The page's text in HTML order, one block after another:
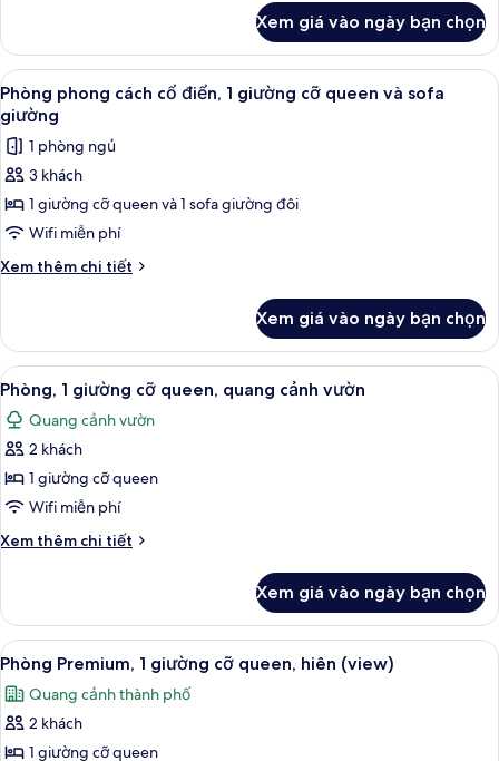
và
sofa
giường,
hiên
(view)
Phòng
Suite
Junior,
1
giường
cỡ
king
sofa
giường,
(view)
Xem giá vào ngày bạn chọn
Xem
tất
cả
ảnh
Phòng
phong
cách
cổ
giường
cỡ
queen
và
sofa
giường
Phòng phong cách cổ điển, 1
7
Phòng phong cách cổ điển, 1 giường cỡ queen và sofa
giường
1 phòng ngủ
3 khách
1 giường cỡ queen và 1 sofa giường đôi
Wifi miễn phí
Xem thêm chi tiết
Chi
Phòng
phong
cách
cổ
điển,
cỡ
queen
sofa
Xem giá vào ngày bạn chọn
Xem
tất
cả
ảnh
Phòng,
1
giường
cỡ
quang
cảnh
vườn
Bộ đồ giường cao cấp, két bảo mật
6
Phòng, 1 giường cỡ queen, quang cảnh vườn
Quang cảnh vườn
2 khách
1 giường cỡ queen
Wifi miễn phí
Xem thêm chi tiết
Chi
Phòng,
giường
queen,
quang
Xem giá vào ngày bạn chọn
Xem
tất
cả
ảnh
Phòng
Phòng Premium, 1 giường cỡ
5
Phòng Premium, 1 giường cỡ queen, hiên (view)
Quang cảnh thành phố
2 khách
1 giường cỡ queen